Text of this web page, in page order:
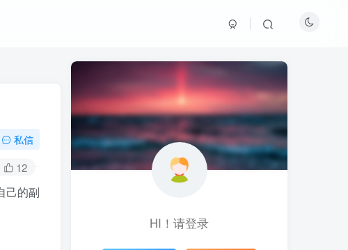
私信
12
己的副
HI！请登录
HI！请登录